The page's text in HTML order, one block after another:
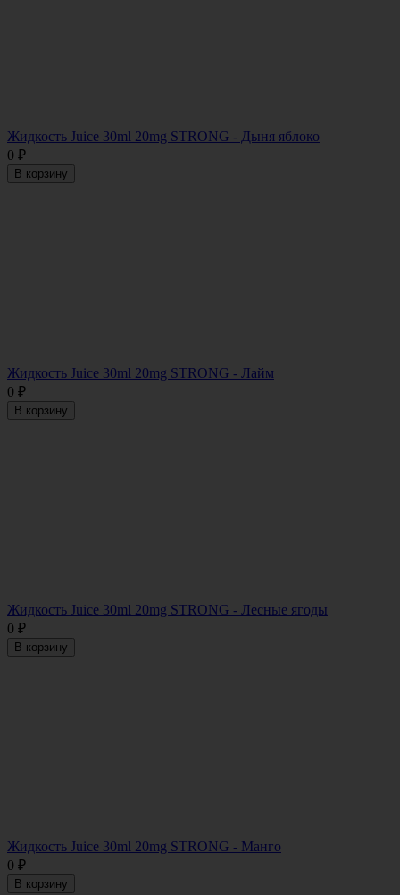
Жидкость Juice 30ml 20mg STRONG - Дыня яблоко
0 ₽
В корзину
Жидкость Juice 30ml 20mg STRONG - Лайм
0 ₽
В корзину
Жидкость Juice 30ml 20mg STRONG - Лесные ягоды
0 ₽
В корзину
Жидкость Juice 30ml 20mg STRONG - Манго
0 ₽
В корзину